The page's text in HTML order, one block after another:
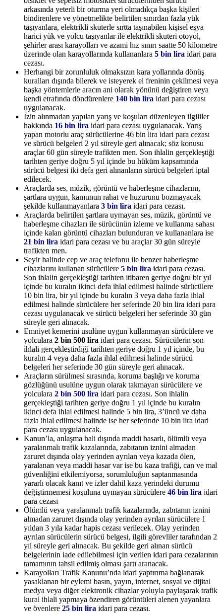
arkasında yeterli bir oturma yeri olmadıkça başka kişileri
bindirenlere ve yönetmelikte belirtilen sınırdan fazla yük
taşıyanlara, elektrikli skuterle sırtta taşınabilen kişisel eşya
harici yük ve yolcu taşıyanlar ile elektrikli skuteri otoyol,
şehirler arası karayolları ve azami hız sınırı saatte 50 kilometre
üzerinde olan karayollarında kullananlara 5 bin lira idari para
cezası.
Herhangi bir zorunluluk olmaksızın kara yollarında dönüş
kuralları dışında bilerek ve isteyerek el freninin çekilmesi veya
başka yöntemlerle aracın ani olarak yönünü değiştiren veya
kendi etrafında döndürenlere 140 bin lira idari para cezası
uygulanacak.
İzin alınmadan yapılan yarış ve koşuları düzenleyen ilgililer
hakkında 16 bin lira idari para cezası uygulanacak. Yarış
yapan motorlu araç sürücülerine 46 bin lira idari para cezası
ve sürücü belgeleri 2 yıl süreyle geri alınacak; söz konusu
araçlar 60 gün süreyle trafikten men. Son ihlalin gerçekleştiği
tarihten geriye doğru 5 yıl içinde bu hüküm kapsamında
sürücü belgesi iki defa geri alınanların sürücü belgeleri iptal
edilecek.
Araçlarda ses, müzik, görüntü ve haberleşme cihazlarını,
şartlara uygun, kamunun rahat ve huzurunu bozmayacak
şekilde kullanmayanlara 3 bin lira idari para cezası.
Araçlarda belirtilen şartlara uymayan ses, müzik, görüntü ve
haberleşme cihazları ile sürücünün izleme ve kullanma sahası
içinde kalan görüntü cihazları bulunduran ve kullananlara ise
21 bin lira idari para cezası ve bu araçlar 30 gün süreyle
trafikten men.
Seyir halinde cep ve araç telefonu ile benzer haberleşme
cihazlarını kullanan sürücülere 5 bin lira idari para cezası.
Son ihlalin gerçekleştiği tarihten itibaren geriye doğru bir yıl
içinde bu kuralın ikinci defa ihlal edilmesi halinde sürücülere
10 bin lira, bir yıl içinde bu kuralın 3 veya daha fazla ihlal
edilmesi halinde sürücülere her seferinde 20 bin lira idari para
cezası uygulanacak ve sürücü belgeleri her seferinde 30 gün
süreyle geri alınacak.
Emniyet kemerini usulüne uygun kullanmayan sürücülere ve
yolculara 2 bin 500 lira idari para cezası. Sürücülerin son
ihlali gerçekleştirdiği tarihten geriye doğru 1 yıl içinde, bu
kuralın 4 veya daha fazla ihlal edilmesi halinde sürücü
belgeleri her seferinde 30 gün süreyle geri alınacak.
Araçların sürülmesi sırasında, koruma başlığı ve koruma
gözlüğünü usulüne uygun olarak takmayan sürücülere ve
yolculara 2 bin 500 lira idari para cezası. Son ihlalin
gerçekleştiği tarihten geriye doğru 1 yıl içinde bu kuralın
ikinci defa ihlal edilmesi halinde 5 bin lira, 3’üncü ve daha
fazla ihlal edilmesi halinde ise her seferinde 10 bin lira idari
para cezası uygulanacak.
Kanun’la, anlaşma hali dışında maddi hasarlı, ölümlü veya
yaralanmalı trafik kazalarında, zabıtanın iznini almadan
zaruret dışında olay yerinden ayrılan veya kazada ölen,
yaralanan veya maddi hasar var ise bu kaza trafiği, can ve mal
güvenliğini etkilemiyorsa, sorumluluğun saptanmasında
yararlı olacak kanıt ve izler dahil kaza yerindeki durumu
değiştirmemesi koşuluna uymayan sürücülere 46 bin lira idari
para cezası
Ölümlü veya yaralanmalı trafik kazalarında, zabıtanın iznini
almadan zaruret dışında olay yerinden ayrılan sürücülere 1
yıldan 3 yıla kadar hapis cezası verilecek. Olay yerinden
ayrılan sürücülerin sürücü belgesi, ilgili görevliler tarafından 2
yıl süreyle geri alınacak. Bu şekilde geri alınan sürücü
belgelerinin iade edilebilmesi için verilen idari para cezalarının
tamamının tahsil edilmiş olması şartı aranacak.
Karayolları Trafik Kanunu’nda idari yaptırıma bağlanarak
yasaklanan bir eylemi basın, yayın, internet, sosyal ve dijital
medya veya diğer elektronik cihazlar yoluyla paylaşarak trafik
kural ihlali yapmaya özendiren görüntüleri alenen yayanlara
ve övenlere 25 bin lira idari para cezası.